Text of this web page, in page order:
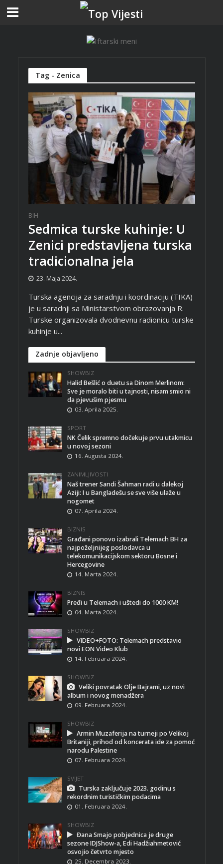
Tag - Zenica
BIH
Sedmica turske kuhinje: U
Zenici predstavljena turska
tradicionalna jela
23. Maja 2024.
Turska agencija za saradnju i koordinaciju (TIKA)
je u saradnji sa Ministarstvom obrazovanja R.
Turske organizovala dvodnevnu radionicu turske
kuhinje u...
Zadnje objavljeno
SHOWBIZ
Halid Bešlić o duetu sa Dinom Merlinom:
Sve je moralo biti u tajnosti, nisam smio ni
da pjevušim pjesmu
03. Aprila 2025.
SPORT
NK Čelik spremno dočekuje prvu utakmicu
u novoj sezoni
16. Augusta 2024.
ZANIMLJIVOSTI
Naš trener Sandi Šahman radi u dalekoj
Aziji: I u Bangladešu se sve više ulaže u
nogomet
07. Aprila 2024.
BIZNIS
Građani ponovo izabrali Telemach BH za
najpoželjnijeg poslodavca u
telekomunikacijskom sektoru Bosne i
Hercegovine
14. Marta 2024.
BIZNIS
Pređi u Telemach i uštedi do 1000 KM!
04. Marta 2024.
SHOWBIZ
VIDEO+FOTO: Telemach predstavio
novi EON Video Klub
14. Februara 2024.
SHOWBIZ
Veliki povratak Olje Bajrami, uz novi
album i novog menadžera
09. Februara 2024.
SHOWBIZ
Armin Muzaferija na turneji po Velikoj
Britaniji, prihod od koncerata ide za pomoć
narodu Palestine
07. Februara 2024.
SVIJET
Turska zaključuje 2023. godinu s
rekordnim turističkim podacima
01. Februara 2024.
SHOWBIZ
Đana Smajo pobjednica je druge
sezone IDJShow-a, Edi Hadžiahmetović
osvojio četvrto mjesto
25. Decembra 2023.